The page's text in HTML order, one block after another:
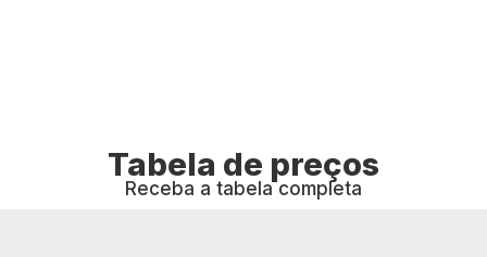
Tabela de preços
Receba a tabela completa